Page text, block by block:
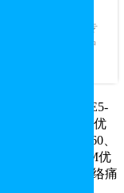
值服务提供商，专
机和DDoS高防护
塞
E5-
免费升级至50M优
1230、E5-2660、
免费升级至20M优
对出海企业的网络痛
具诚意的价格。